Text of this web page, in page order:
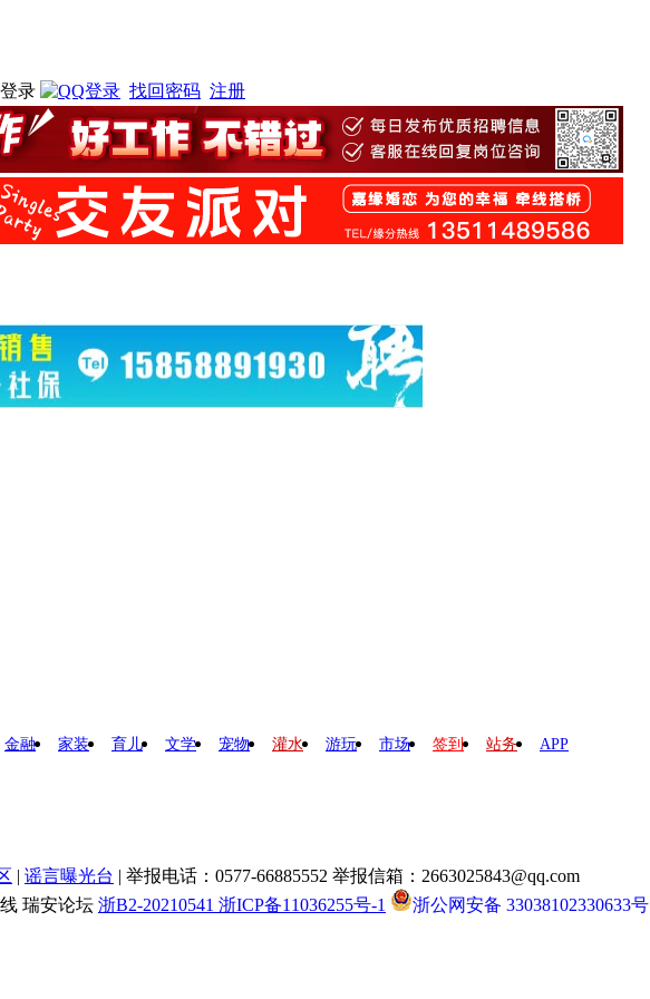
录 找回密码 注册
金融 家装 育儿 文学 宠物 灌水 游玩 市场 签到 站务 APP
| 谣言曝光台 | 举报电话：0577-66885552 举报信箱：2663025843@qq.com
瑞安论坛 浙B2-20210541 浙ICP备11036255号-1 浙公网安备 33038102330633号